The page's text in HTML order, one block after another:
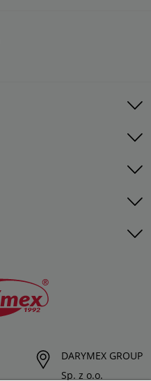
DARYMEX GROUP
Sp. z o.o.